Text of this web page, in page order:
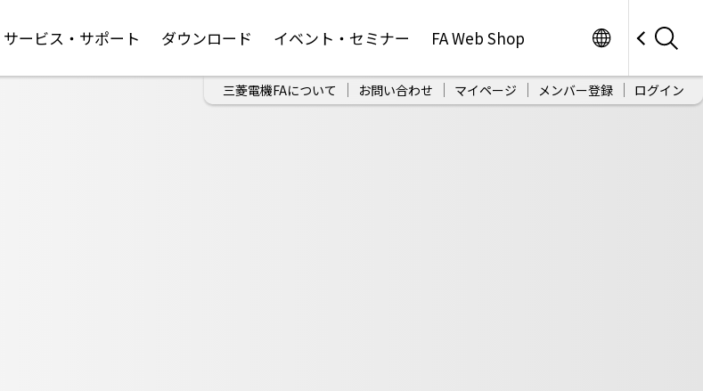
サービス・サポート ダウンロード イベント・セミナー FA Web Shop
三菱電機FAについて お問い合わせ マイページ メンバー登録 ログイン